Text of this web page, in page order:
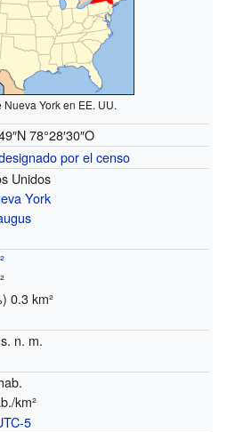
York en EE. UU.
78°28′30″O
por el censo
Unidos
York
0.3 km²
n. m.
km²
5